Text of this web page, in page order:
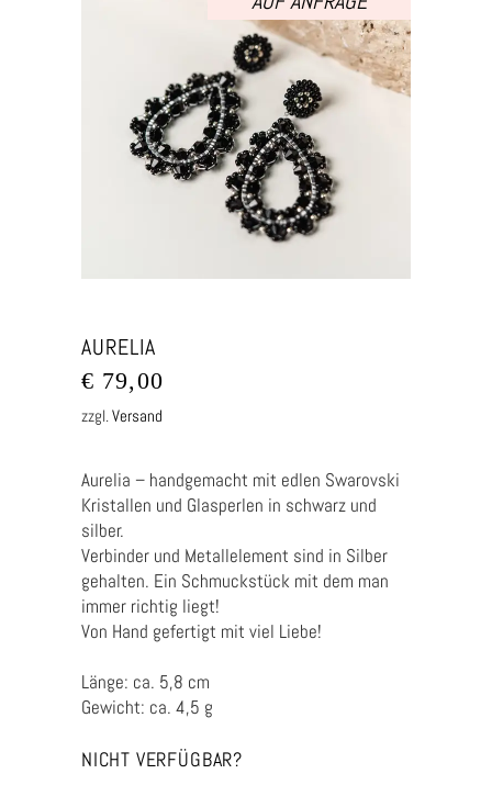
AURELIA
€ 79,00
zzgl.Versand
Aurelia – handgemacht mit edlen Swarovski
Kristallen und Glasperlen in schwarz und
silber.
Verbinder und Metallelement sind in Silber
gehalten. Ein Schmuckstück mit dem man
immer richtig liegt!
Von Hand gefertigt mit viel Liebe!
Länge: ca. 5,8 cm
Gewicht: ca. 4,5 g
NICHT VERFÜGBAR?